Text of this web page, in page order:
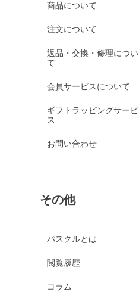
商品について
注文について
返品・交換・修理につい
て
会員サービスについて
ギフトラッピングサービ
ス
お問い合わせ
その他
パスクルとは
閲覧履歴
コラム